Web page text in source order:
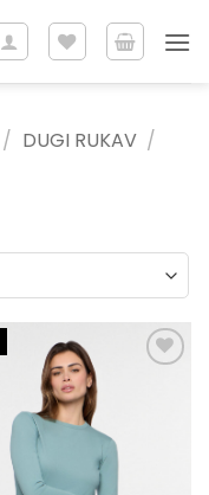
/ DUGI RUKAV /